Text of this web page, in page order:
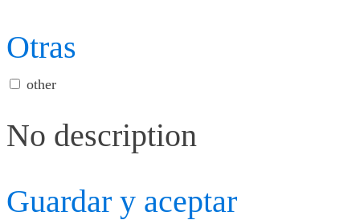
Otras
other
No description
Guardar y aceptar